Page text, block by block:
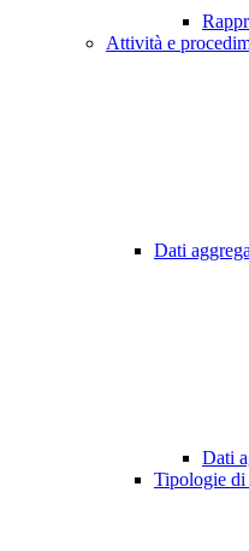
Attività e
Dati
Dati
Tipologie di